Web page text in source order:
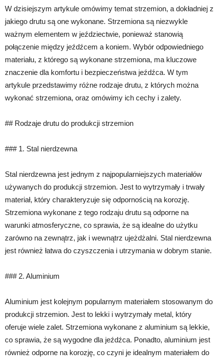
W dzisiejszym artykule omówimy temat strzemion, a dokładniej z
jakiego drutu są one wykonane. Strzemiona są niezwykle
ważnym elementem w jeździectwie, ponieważ stanowią
połączenie między jeźdźcem a koniem. Wybór odpowiedniego
materiału, z którego są wykonane strzemiona, ma kluczowe
znaczenie dla komfortu i bezpieczeństwa jeźdźca. W tym
artykule przedstawimy różne rodzaje drutu, z których można
wykonać strzemiona, oraz omówimy ich cechy i zalety.
## Rodzaje drutu do produkcji strzemion
### 1. Stal nierdzewna
Stal nierdzewna jest jednym z najpopularniejszych materiałów
używanych do produkcji strzemion. Jest to wytrzymały i trwały
materiał, który charakteryzuje się odpornością na korozję.
Strzemiona wykonane z tego rodzaju drutu są odporne na
warunki atmosferyczne, co sprawia, że są idealne do użytku
zarówno na zewnątrz, jak i wewnątrz ujeżdżalni. Stal nierdzewna
jest również łatwa do czyszczenia i utrzymania w dobrym stanie.
### 2. Aluminium
Aluminium jest kolejnym popularnym materiałem stosowanym do
produkcji strzemion. Jest to lekki i wytrzymały metal, który
oferuje wiele zalet. Strzemiona wykonane z aluminium są lekkie,
co sprawia, że są wygodne dla jeźdźca. Ponadto, aluminium jest
również odporne na korozję, co czyni je idealnym materiałem do